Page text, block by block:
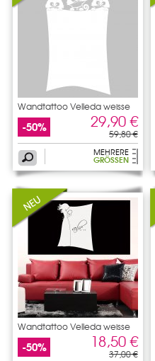
Wandtattoo Velleda weisse
-50% 29,90 €
59,80 €
MEHRERE
GRÖSSEN
Wandtattoo Velleda weisse
-50% 18,50 €
37,00 €